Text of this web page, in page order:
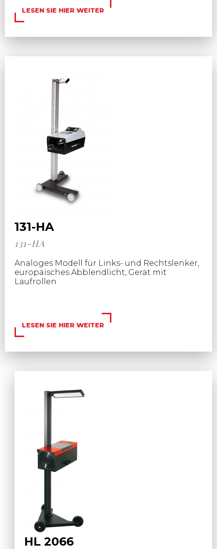
LESEN SIE HIER WEITER
131-HA
131-HA
Analoges Modell für Links- und Rechtslenker,
europäisches Abblendlicht, Gerät mit
Laufrollen
LESEN SIE HIER WEITER
HL 2066